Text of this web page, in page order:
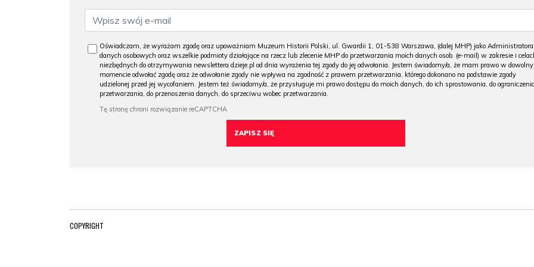
Oświadczam, że wyrażam zgodę oraz upoważniam Muzeum Historii Polski, ul. Gwardii 1, 01-538 Warszawa, (dalej MHP) jako Administratora
danych osobowych oraz wszelkie podmioty działające na rzecz lub zlecenie MHP do przetwarzania moich danych osob. (e-mail) w zakresie i
niezbędnych do otrzymywania newslettera dzieje.pl od dnia wyrażenia tej zgody do jej odwołania. Jestem świadomy/a, że mam prawo w
momencie odwołać zgodę oraz że odwołanie zgody nie wpływa na zgodność z prawem przetwarzania, którego dokonano na podstawie zgody
udzielonej przed jej wycofaniem. Jestem też świadomy/a, że przysługuje mi prawo dostępu do moich danych, do ich sprostowania, do ograniczenia
przetwarzania, do przenoszenia danych, do sprzeciwu wobec przetwarzania.
COPYRIGHT